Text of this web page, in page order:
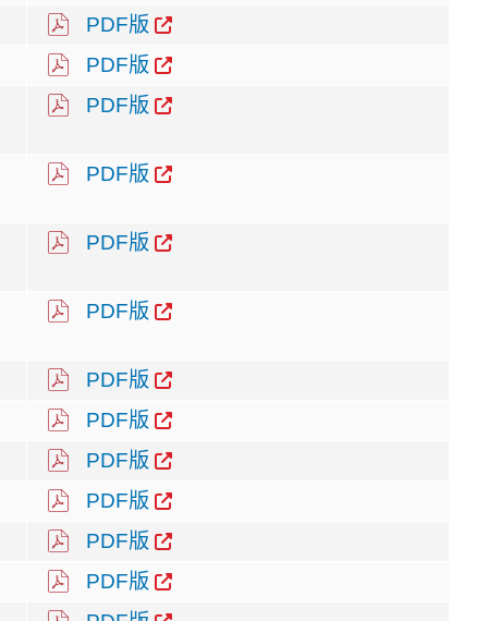
PDF版
PDF版
PDF版
PDF版
PDF版
PDF版
PDF版
PDF版
PDF版
PDF版
PDF版
PDF版